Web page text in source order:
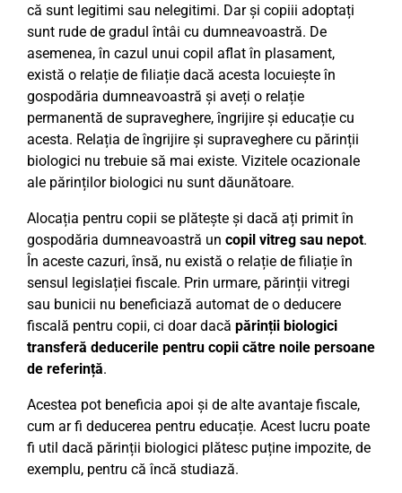
că sunt legitimi sau nelegitimi. Dar și copiii adoptați
sunt rude de gradul întâi cu dumneavoastră. De
asemenea, în cazul unui copil aflat în plasament,
există o relație de filiație dacă acesta locuiește în
gospodăria dumneavoastră și aveți o relație
permanentă de supraveghere, îngrijire și educație cu
acesta. Relația de îngrijire și supraveghere cu părinții
biologici nu trebuie să mai existe. Vizitele ocazionale
ale părinților biologici nu sunt dăunătoare.
Alocația pentru copii se plătește și dacă ați primit în
gospodăria dumneavoastră un copil vitreg sau nepot.
În aceste cazuri, însă, nu există o relație de filiație în
sensul legislației fiscale. Prin urmare, părinții vitregi
sau bunicii nu beneficiază automat de o deducere
fiscală pentru copii, ci doar dacă părinții biologici
transferă deducerile pentru copii către noile persoane
de referință.
Acestea pot beneficia apoi și de alte avantaje fiscale,
cum ar fi deducerea pentru educație. Acest lucru poate
fi util dacă părinții biologici plătesc puține impozite, de
exemplu, pentru că încă studiază.